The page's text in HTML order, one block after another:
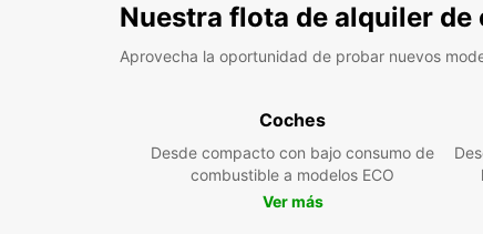
Nuestra flota de alquiler
Aprovecha la oportunidad de probar nuevos
Coches
Desde compacto con bajo consumo de
combustible a modelos ECO
Ver más